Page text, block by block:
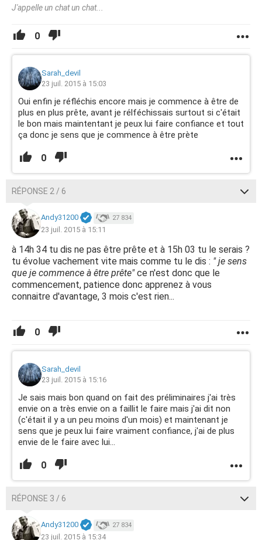
J'appelle un chat un chat...
0
Sarah_devil
23 juil. 2015 à 15:03
Oui enfin je réfléchis encore mais je commence à être de
plus en plus prête, avant je rélféchissais surtout si c'était
le bon mais maintentant je peux lui faire confiance et tout
ça donc je sens que je commence à être prète
0
RÉPONSE 2 / 6
Andy31200 27 834
23 juil. 2015 à 15:11
à 14h 34 tu dis ne pas être prête et à 15h 03 tu le serais ?
tu évolue vachement vite mais comme tu le dis : " je sens
que je commence à être prête"ce n'est donc que le
commencement, patience donc apprenez à vous
connaitre d'avantage, 3 mois c'est rien...
0
Sarah_devil
23 juil. 2015 à 15:16
Je sais mais bon quand on fait des préliminaires j'ai très
envie on a très envie on a faillit le faire mais j'ai dit non
(c'était il y a un peu moins d'un mois) et maintenant je
sens que je peux lui faire vraiment confiance, j'ai de plus
envie de le faire avec lui...
0
RÉPONSE 3 / 6
Andy31200 27 834
23 juil. 2015 à 15:34